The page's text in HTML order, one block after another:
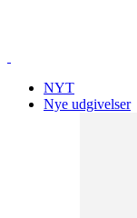
NYT
Nye udgivelser